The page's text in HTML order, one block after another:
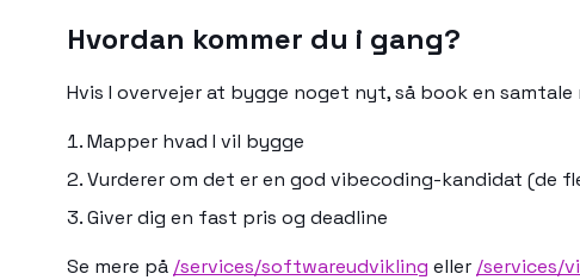
Hvordan kommer du i gang?
Hvis I overvejer at bygge noget nyt, så book en
Mapper hvad I vil bygge
Vurderer om det er en god vibecoding-kandidat (de
Giver dig en fast pris og deadline
Se mere på /services/softwareudvikling eller /services/